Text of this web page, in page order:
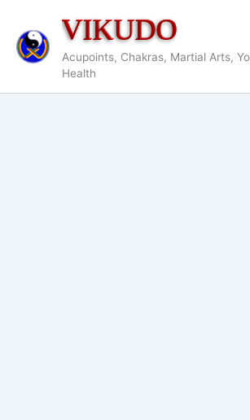
contenu
VIKUDO
Acupoints, Chakras, Martial Arts,
Health